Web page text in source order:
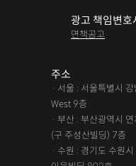
광고 책임변호
면책공고
주소
· 서울 : 서울특별시
West 9층
· 부산 : 부산광역시
(구 주성산빌딩) 7층
· 수원 : 경기도 수원